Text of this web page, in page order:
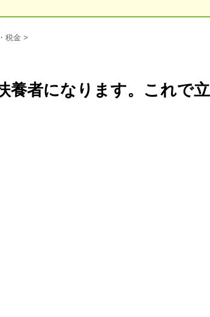
税金 >
養者になります。これで